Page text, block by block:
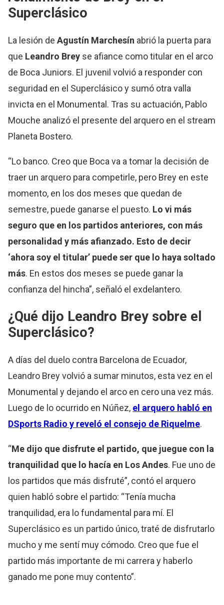
Superclásico
La lesión deAgustín Marchesín abrió la puerta para
que Leandro Brey se afiance como titular en el arco
de Boca Juniors. El juvenil volvió a responder con
seguridad en el Superclásico y sumó otra valla
invicta en el Monumental. Tras su actuación, Pablo
Mouche analizó el presente del arquero en el stream
Planeta Bostero.
“Lo banco. Creo que Boca va a tomar la decisión de
traer un arquero para competirle, pero Brey en este
momento, en los dos meses que quedan de
semestre, puede ganarse el puesto. Lo vi más
seguro que en los partidos anteriores, con más
personalidad y más afianzado. Esto de decir
‘ahora soy el titular’ puede ser que lo haya soltado
más. En estos dos meses se puede ganar la
confianza del hincha”, señaló el exdelantero.
¿Qué dijo Leandro Brey sobre el
Superclásico?
A días del duelo contra Barcelona de Ecuador,
Leandro Brey volvió a sumar minutos, esta vez en el
Monumental y dejando el arco en cero una vez más.
Luego de lo ocurrido en Núñez, el arquero habló en
DSports Radio y reveló el consejo de Riquelme.
“Me dijo que disfrute el partido, que juegue con la
tranquilidad que lo hacía en Los Andes. Fue uno de
los partidos que más disfruté”, contó el arquero
quien habló sobre el partido: “Tenía mucha
tranquilidad, era lo fundamental para mí. El
Superclásico es un partido único, traté de disfrutarlo
mucho y me sentí muy cómodo. Creo que fue el
partido más importante de mi carrera y haberlo
ganado me pone muy contento”.